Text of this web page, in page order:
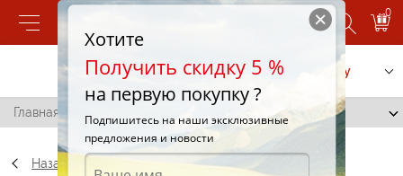
0
Позвонить Заказать услугу
Главная / Goodyear Eagle LS 2 215/65 R16 98H
Назад
Хотите
Получить скидку 5 %
на первую покупку ?
Подпишитесь на наши эксклюзивные
предложения и новости